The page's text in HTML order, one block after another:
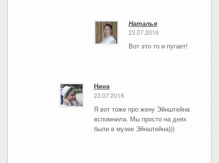
Наталья
23.07.2016
Вот это то и пугает!
Нина
23.07.2016
Я вот тоже про жену Эйнштейна
вспомнила. Мы просто на днях
были в музее Эйнштейна)))